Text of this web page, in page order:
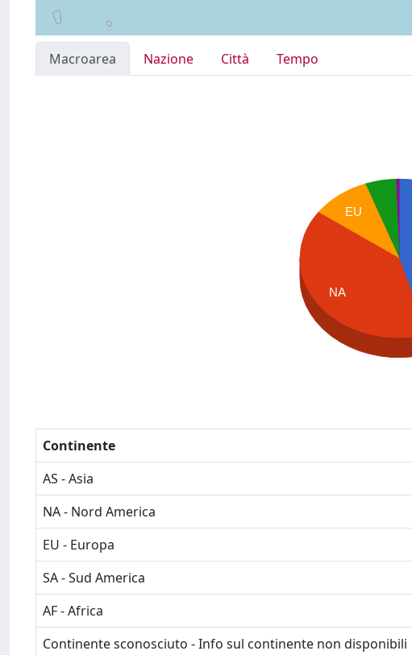
Macroarea Nazione Città
Tempo
EU
NA
Continente
AS - Asia
NA - Nord America
EU - Europa
SA - Sud America
AF - Africa
Continente sconosciuto - Info sul continente non disponibili